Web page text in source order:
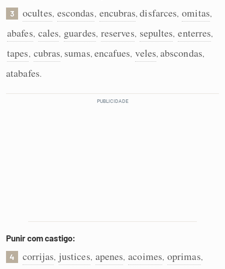
3 ocultes, escondas, encubras,disfarces, omitas,
abafes, cales, guardes, reserves, sepultes, enterres,
tapes, cubras, sumas, encafues, veles, abscondas,
atabafes.
Punir com castigo:
4 corrijas, justices, apenes, acoimes, oprimas,